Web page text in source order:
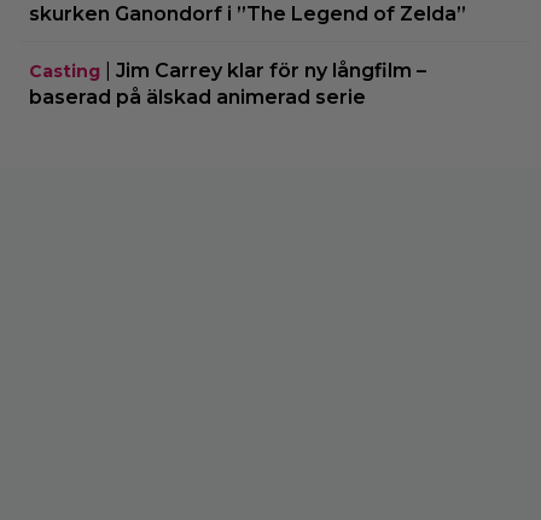
skurken Ganondorf i ”The Legend of Zelda”
Casting
Jim Carrey klar för ny långfilm –
baserad på älskad animerad serie